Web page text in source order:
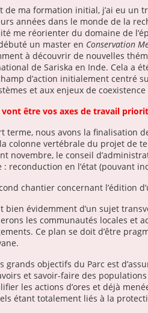
de ma formation initial, j’ai eu un
années dans le monde de la
me réorienter du domaine de
un master en Conservation
à découvrir de nouvelles
de Sariska en Inde. Cela a
d’action initialement centré
et aux enjeux de
vont être vos axes de travail
terme, nous avons la finalisation
colonne vertébrale du projet de
novembre, le conseil
: reconduction en l’état (pouvant
chantier concernant l’édition
bien évidemment d’un sujet
les communautés locales et
Ce plan se doit d’être
grands objectifs du Parc est
et savoir-faire des
les actions d’ores et déjà
étant totalement liés à la